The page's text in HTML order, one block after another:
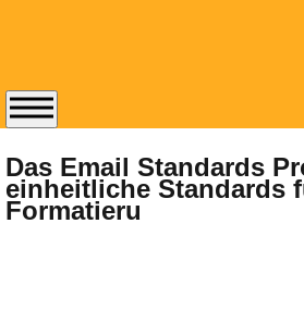
Das Email Standards
einheitliche Standards
Formatieru
Abonnieren Sie den
14-tägig
erscheinenden
Newsletter von